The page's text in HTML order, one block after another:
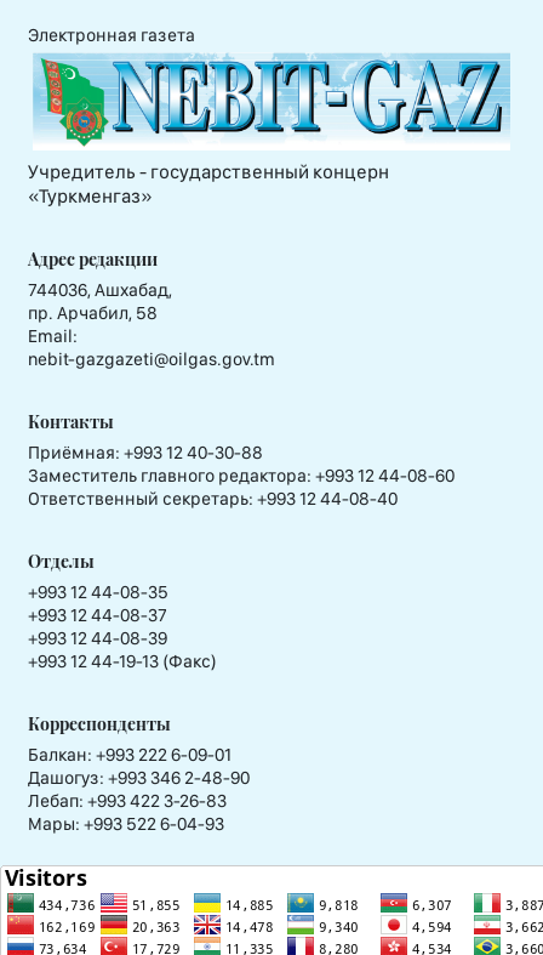
Электронная газета
Учредитель - государственный концерн
«Туркменгаз»
Адрес редакции
744036, Ашхабад,
пр. Арчабил, 58
Email:
nebit-gazgazeti@oilgas.gov.tm
Контакты
Приёмная: +993 12 40-30-88
Заместитель главного редактора: +993 12 44-08-60
Ответственный секретарь: +993 12 44-08-40
Отделы
+993 12 44-08-35
+993 12 44-08-37
+993 12 44-08-39
+993 12 44-19-13 (Факс)
Корреспонденты
Балкан: +993 222 6-09-01
Дашогуз: +993 346 2-48-90
Лебап: +993 422 3-26-83
Мары: +993 522 6-04-93